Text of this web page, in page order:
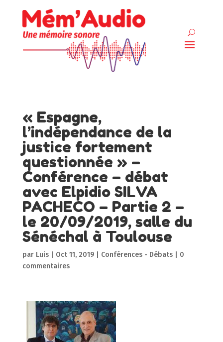
« Espagne,
l’indépendance de la
justice fortement
questionnée » –
Conférence – débat
avec Elpidio SILVA
PACHECO – Partie 2 –
le 20/09/2019, salle du
Sénéchal à Toulouse
par Luis| Oct 11, 2019| Conférences - Débats| 0
commentaires